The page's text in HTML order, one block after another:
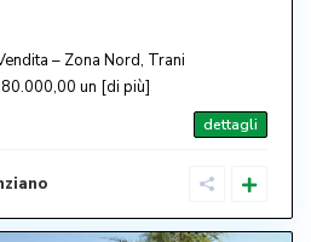
– Zona Nord, Trani
un [di più]
dettagli